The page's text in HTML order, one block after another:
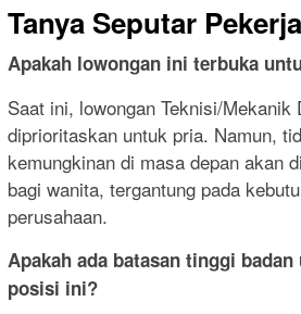
Tanya Seputar
Apakah lowongan ini terbuka
Saat ini, lowongan Teknisi/Mekanik
diprioritaskan untuk pria. Namun,
kemungkinan di masa depan akan
bagi wanita, tergantung pada
perusahaan.
Apakah ada batasan tinggi
posisi ini?